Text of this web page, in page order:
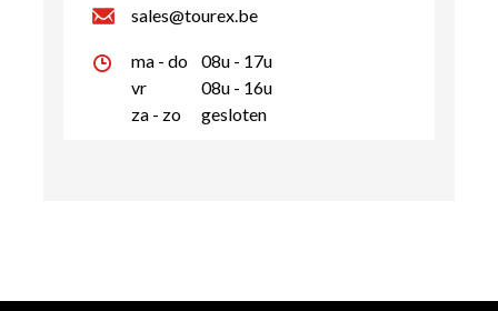
sales@tourex.be
ma - do
08u - 17u
vr
08u - 16u
za - zo
gesloten